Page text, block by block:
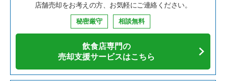
鉄板焼き・お好み焼の居抜き売却物件の案件一覧
カフェの居抜き売却物件の案件一覧
テイクアウトの居抜き売却物件の案件一覧
兵庫県の飲食店の居抜き売却物件の案件一覧
愛知県の飲食店の居抜き売却物件の案件一覧
岐阜県の飲食店の居抜き売却物件の案件一覧
松戸市の飲食店の居抜き売却物件の案件一覧
袖ヶ浦市の飲食店の居抜き売却物件の案件一覧
君津市の飲食店の居抜き売却物件の案件一覧
千葉県のそば・うどんの居抜き売却物件の案件一覧
千葉県の焼肉の居抜き売却物件の案件一覧
千葉県の鉄板焼き・お好み焼の居抜き売却物件の案件一覧
柏駅の鉄板焼き・お好み焼の居抜き売却物件の案件一覧
柏駅のお弁当・惣菜・デリの居抜き売却物件の案件一覧
柏駅のカラオケ・パブ・スナックの居抜き売却物件の案件一覧
店舗売却をお考えの方、お気軽にご連絡ください。
秘密厳守 相談無料
飲食店専門の
売却支援サービスはこちら